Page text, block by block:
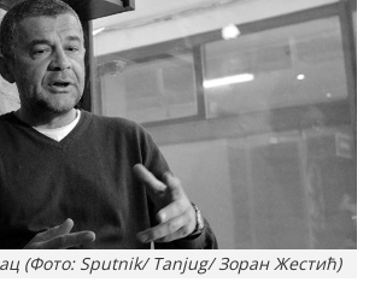
(Фото: Sputnik/ Tanjug/ Зоран Жестић)